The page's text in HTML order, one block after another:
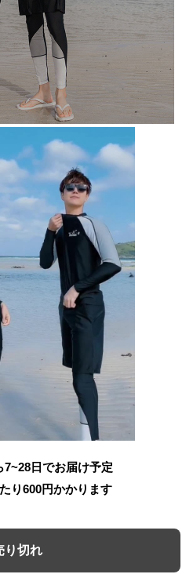
7~28日でお届け予定
り600円かかります
り切れ